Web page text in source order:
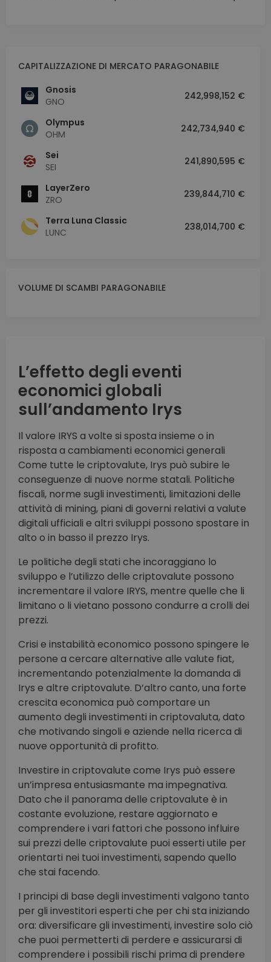
CAPITALIZZAZIONE DI MERCATO PARAGONABILE
Gnosis
GNO
242,998,152 €
Olympus
OHM
242,734,940 €
Sei
SEI
241,890,595 €
LayerZero
ZRO
239,844,710 €
Terra Luna Classic
LUNC
238,014,700 €
VOLUME DI SCAMBI PARAGONABILE
L’effetto degli eventi
economici globali
sull’andamento Irys
Il valore IRYS a volte si sposta insieme o in
risposta a cambiamenti economici generali
Come tutte le criptovalute, Irys può subire le
conseguenze di nuove norme statali. Politiche
fiscali, norme sugli investimenti, limitazioni delle
attività di mining, piani di governi relativi a valute
digitali ufficiali e altri sviluppi possono spostare in
alto o in basso il prezzo Irys.
Le politiche degli stati che incoraggiano lo
sviluppo e l’utilizzo delle criptovalute possono
incrementare il valore IRYS, mentre quelle che li
limitano o li vietano possono condurre a crolli dei
prezzi.
Crisi e instabilità economico possono spingere le
persone a cercare alternative alle valute fiat,
incrementando potenzialmente la domanda di
Irys e altre criptovalute. D’altro canto, una forte
crescita economica può comportare un
aumento degli investimenti in criptovaluta, dato
che motivando singoli e aziende nella ricerca di
nuove opportunità di profitto.
Investire in criptovalute come Irys può essere
un’impresa entusiasmante ma impegnativa.
Dato che il panorama delle criptovalute è in
costante evoluzione, restare aggiornato e
comprendere i vari fattori che possono influire
sui prezzi delle criptovalute puoi esserti utile per
orientarti nei tuoi investimenti, sapendo quello
che stai facendo.
I principi di base degli investimenti valgono tanto
per gli investitori esperti che per chi sta iniziando
ora: diversificare gli investimenti, investire solo ciò
che puoi permetterti di perdere e assicurarsi di
comprendere i possibili rischi prima di prendere